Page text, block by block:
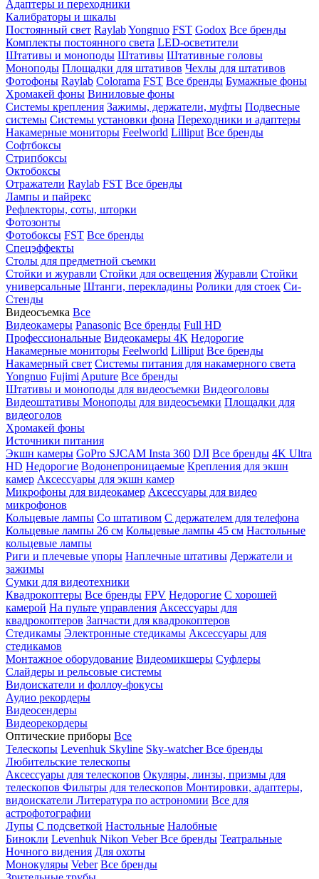
Адаптеры и переходники
Калибраторы и шкалы
Постоянный свет RaylabYongnuo FST Godox Все бренды
Комплекты постоянного света LED-осветители
Штативы и моноподы Штативы Штативные головы
Моноподы Площадки для штативов Чехлы для штативов
Фотофоны Raylab Colorama FST Все бренды Бумажные фоны
Хромакей фоны Виниловые фоны
Системы крепления Зажимы, держатели, муфты Подвесные
системы Системы установки фона Переходники и адаптеры
Накамерные мониторы Feelworld Lilliput Все бренды
Софтбоксы
Стрипбоксы
Октобоксы
Отражатели Raylab FST Все бренды
Лампы и пайрекс
Рефлекторы, соты, шторки
Фотозонты
Фотобоксы FST Все бренды
Спецэффекты
Столы для предметной съемки
Стойки и журавли Стойки для освещения Журавли Стойки
универсальные Штанги, перекладины Ролики для стоек Си-
Стенды
Видеосъемка Все
Видеокамеры Panasonic Все бренды Full HD
Профессиональные Видеокамеры 4K Недорогие
Накамерные мониторы Feelworld Lilliput Все бренды
Накамерный свет Системы питания для накамерного света
Yongnuo Fujimi Aputure Все бренды
Штативы и моноподы для видеосъемки Видеоголовы
Видеоштативы Моноподы для видеосъемки Площадки для
видеоголов
Хромакей фоны
Источники питания
Экшн камеры GoPro SJCAM Insta 360 DJI Все бренды 4K Ultra
HD Недорогие Водонепроницаемые Крепления для экшн
камер Аксессуары для экшн камер
Микрофоны для видеокамер Аксессуары для видео
микрофонов
Кольцевые лампы Со штативом C держателем для телефона
Кольцевые лампы 26 см Кольцевые лампы 45 см Настольные
кольцевые лампы
Риги и плечевые упоры Наплечные штативы Держатели и
зажимы
Сумки для видеотехники
Квадрокоптеры Все бренды FPV Недорогие С хорошей
камерой На пульте управления Аксессуары для
квадрокоптеров Запчасти для квадрокоптеров
Стедикамы Электронные стедикамы Аксессуары для
стедикамов
Монтажное оборудование Видеомикшеры Суфлеры
Слайдеры и рельсовые системы
Видоискатели и фоллоу-фокусы
Аудио рекордеры
Видеосендеры
Видеорекордеры
Оптические приборы Все
Телескопы Levenhuk Skyline Sky-watcherВсе бренды
Любительские телескопы
Аксессуары для телескопов Окуляры, линзы, призмы для
телескопов Фильтры для телескопов Монтировки, адаптеры,
видоискатели Литература по астрономии Все для
астрофотографии
Лупы С подсветкой Настольные Налобные
Бинокли Levenhuk Nikon VeberВсе бренды Театральные
Ночного видения Для охоты
Монокуляры Veber Все бренды